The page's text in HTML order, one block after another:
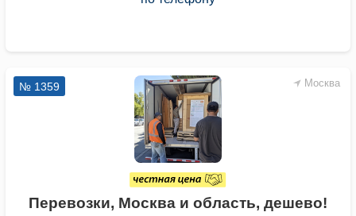
Москва
№ 1359
Перевозки, Москва и область, дешево!